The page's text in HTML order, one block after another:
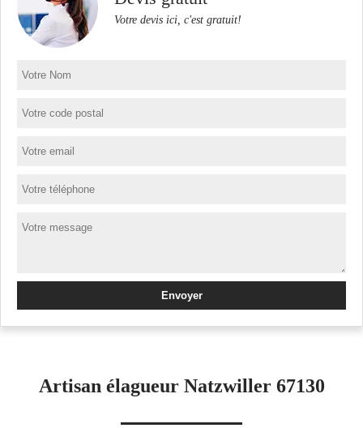
Votre devis ici, c'est gratuit!
Artisan élagueur Natzwiller 67130